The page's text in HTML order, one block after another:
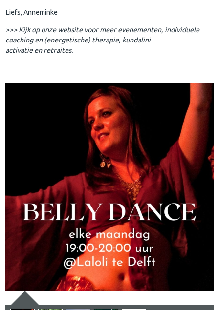
Liefs, Anneminke
>>> Kijk op onze website voor meer evenementen, individuele
coaching en (energetische) therapie, kundalini
activatie en retraites.